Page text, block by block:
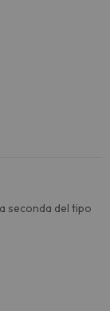
seconda del tipo